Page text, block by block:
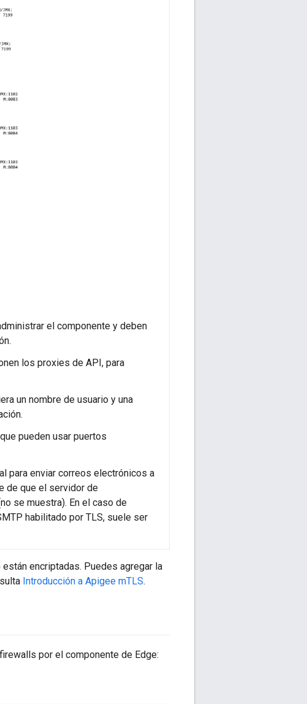
el componente y deben
los proxies de API, para
un nombre de usuario y una
pueden usar puertos
para enviar correos electrónicos a
de que el servidor de
se muestra). En el caso de
habilitado por TLS, suele ser
encriptadas. Puedes agregar la
Introducción a Apigee mTLS.
por el componente de Edge: